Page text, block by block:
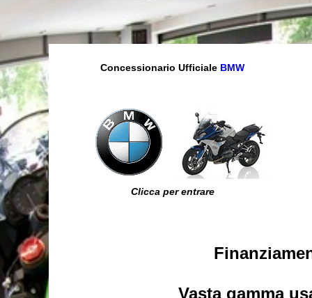
Concessionario Ufficiale BMW
Clicca per entrare
Vasta gamma